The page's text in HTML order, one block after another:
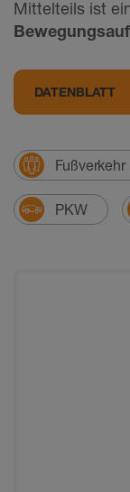
Mittelteils ist
DATENBLATT
Fußverkehr
PKW